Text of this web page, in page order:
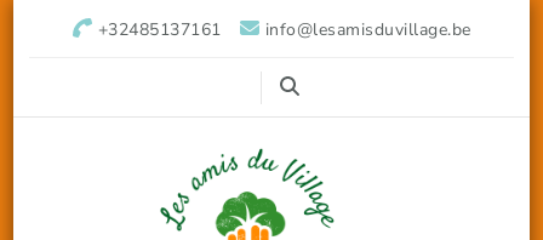
+32485137161 info@lesamisduvillage.be